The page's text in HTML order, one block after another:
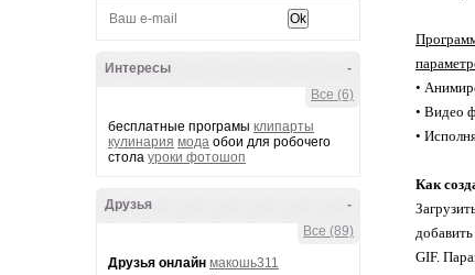
-
Интересы
Все (6)
бесплатные програмы клипарты
кулинария мода обои для робочего
стола уроки фотошоп
-
Друзья
Все (89)
Друзья онлайн макошь311
•
• Видео
•
Как
GIF.